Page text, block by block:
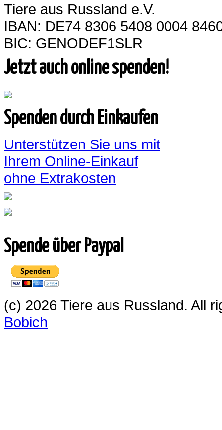
Tiere aus Russland e.V.
IBAN: DE74 8306 5408 0004
BIC: GENODEF1SLR
Jetzt auch online spenden!
Spenden durch Einkaufen
Unterstützen Sie uns mit
Ihrem Online-Einkauf
ohne Extrakosten
Spende über Paypal
(c) 2026 Tiere aus Russland. All
Bobich